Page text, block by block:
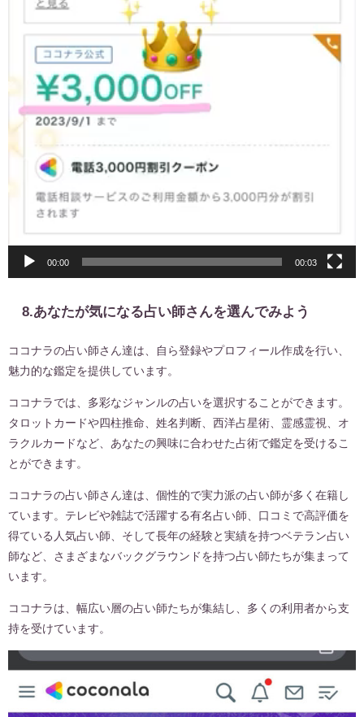
00:00 00:03
8.あなたが気になる占い師さんを選んでみよう
ココナラの占い師さん達は、自ら登録やプロフィール作成を行い、
魅力的な鑑定を提供しています。
ココナラでは、多彩なジャンルの占いを選択することができます。
タロットカードや四柱推命、姓名判断、西洋占星術、霊感霊視、オ
ラクルカードなど、あなたの興味に合わせた占術で鑑定を受けるこ
とができます。
ココナラの占い師さん達は、個性的で実力派の占い師が多く在籍し
ています。テレビや雑誌で活躍する有名占い師、口コミで高評価を
得ている人気占い師、そして長年の経験と実績を持つベテラン占い
師など、さまざまなバックグラウンドを持つ占い師たちが集まって
います。
ココナラは、幅広い層の占い師たちが集結し、多くの利用者から支
持を受けています。